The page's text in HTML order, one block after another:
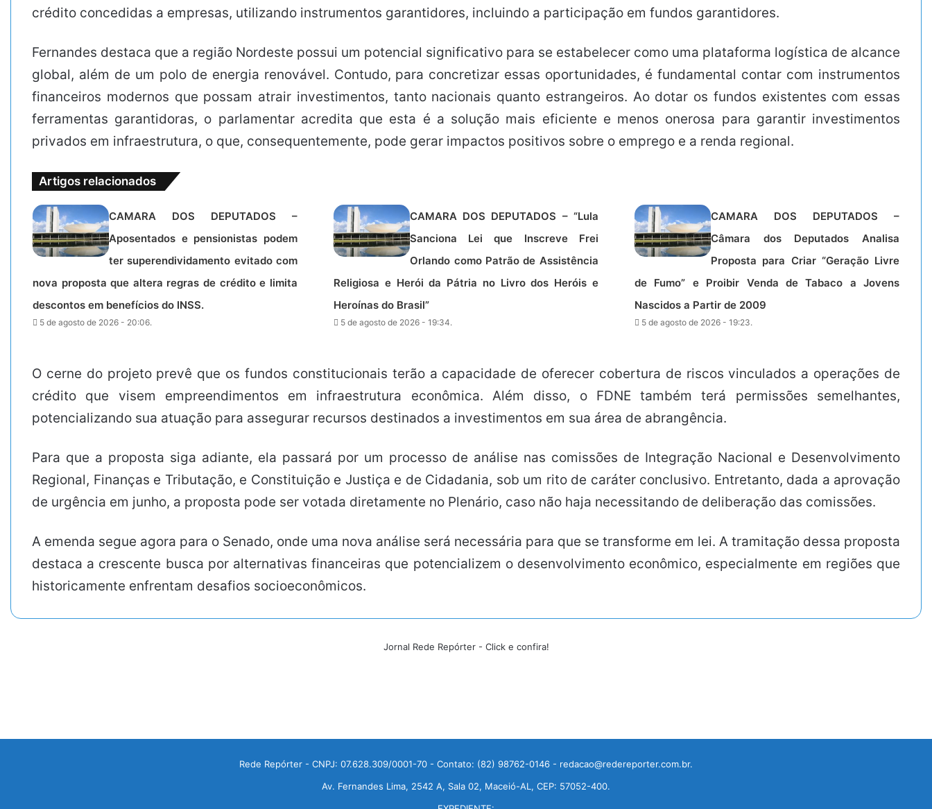
crédito concedidas a empresas, utilizando instrumentos garantidores, incluindo a participação em fundos garantidores.
Fernandes destaca que a região Nordeste possui um potencial significativo para se estabelecer como uma plataforma logística de alcance
global, além de um polo de energia renovável. Contudo, para concretizar essas oportunidades, é fundamental contar com instrumentos
financeiros modernos que possam atrair investimentos, tanto nacionais quanto estrangeiros. Ao dotar os fundos existentes com essas
ferramentas garantidoras, o parlamentar acredita que esta é a solução mais eficiente e menos onerosa para garantir investimentos
privados em infraestrutura, o que, consequentemente, pode gerar impactos positivos sobre o emprego e a renda regional.
Artigos relacionados
CAMARA DOS DEPUTADOS –
Aposentados e pensionistas podem
ter superendividamento evitado com
nova proposta que altera regras de crédito e limita
descontos em benefícios do INSS.
5 de agosto de 2026 - 20:06.
CAMARA DOS DEPUTADOS – “Lula
Sanciona Lei que Inscreve Frei
Orlando como Patrão de Assistência
Religiosa e Herói da Pátria no Livro dos Heróis e
Heroínas do Brasil”
5 de agosto de 2026 - 19:34.
CAMARA DOS DEPUTADOS –
Câmara dos Deputados Analisa
Proposta para Criar “Geração Livre
de Fumo” e Proibir Venda de Tabaco a Jovens
Nascidos a Partir de 2009
5 de agosto de 2026 - 19:23.
O cerne do projeto prevê que os fundos constitucionais terão a capacidade de oferecer cobertura de riscos vinculados a operações de
crédito que visem empreendimentos em infraestrutura econômica. Além disso, o FDNE também terá permissões semelhantes,
potencializando sua atuação para assegurar recursos destinados a investimentos em sua área de abrangência.
Para que a proposta siga adiante, ela passará por um processo de análise nas comissões de Integração Nacional e Desenvolvimento
Regional, Finanças e Tributação, e Constituição e Justiça e de Cidadania, sob um rito de caráter conclusivo. Entretanto, dada a aprovação
de urgência em junho, a proposta pode ser votada diretamente no Plenário, caso não haja necessitando de deliberação das comissões.
A emenda segue agora para o Senado, onde uma nova análise será necessária para que se transforme em lei. A tramitação dessa proposta
destaca a crescente busca por alternativas financeiras que potencializem o desenvolvimento econômico, especialmente em regiões que
historicamente enfrentam desafios socioeconômicos.
Jornal Rede Repórter - Click e confira!
Rede Repórter - CNPJ: 07.628.309/0001-70 - Contato: (82) 98762-0146 - redacao@redereporter.com.br.
Av. Fernandes Lima, 2542 A, Sala 02, Maceió-AL, CEP: 57052-400.